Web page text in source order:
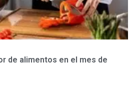
de alimentos en el mes de